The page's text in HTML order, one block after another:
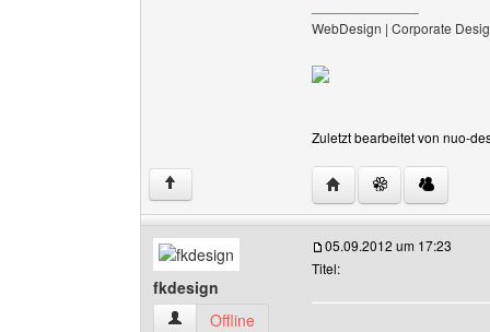
WebDesign | Corporate
Zuletzt bearbeitet von nuo-
↑ Website dieses
fkdesign
fkdesign Benutzer-Profile anzeigen
Offline
05.09.2012 um 17:23
Titel: